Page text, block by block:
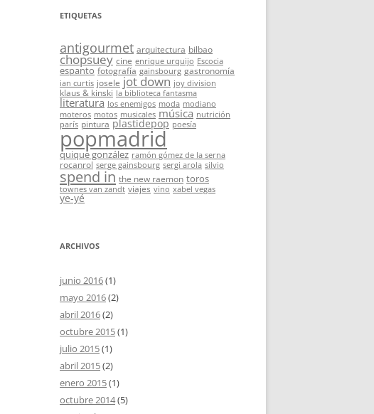
ETIQUETAS
antigourmet arquitectura bilbao
chopsuey cine enrique urquijo Escocia
espanto fotografía gainsbourg gastronomía
ian curtis josele jot down joy division
klaus & kinski la biblioteca fantasma
literatura los enemigos moda modiano
moteros motos musicales música nutrición
parís pintura plastidepop poesía
popmadrid
quique gonzález ramón gómez de la serna
rocanrol serge gainsbourg sergi arola silvio
spend in the new raemon toros
townes van zandt viajes vino xabel vegas
ye-yé
ARCHIVOS
junio 2016(1)
mayo 2016(2)
abril 2016(2)
octubre 2015(1)
julio 2015(1)
abril 2015(2)
enero 2015(1)
octubre 2014(5)